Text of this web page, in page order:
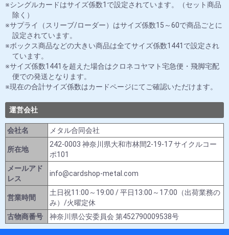
シングルカードはサイズ係数1で設定されています。（セット商品
除く）
サプライ（スリーブ/ローダー）はサイズ係数15～60で商品ごとに
設定されています。
ボックス商品などの大きい商品は全てサイズ係数1441で設定され
ています。
サイズ係数1441を超えた場合はクロネコヤマト宅急便・飛脚宅配
便での発送となります。
現在の合計サイズ係数はカードページにてご確認いただけます。
運営会社
会社名 メタル合同会社
所在地
242-0003 神奈川県大和市林間2-19-17 サイクルコー
ポ101
メールアド
レス
info@cardshop-metal.com
営業時間
土日祝11:00～19:00 / 平日13:00～17:00（出荷業務の
み）/火曜定休
古物商番号
神奈川県公安委員会 第452790009538号